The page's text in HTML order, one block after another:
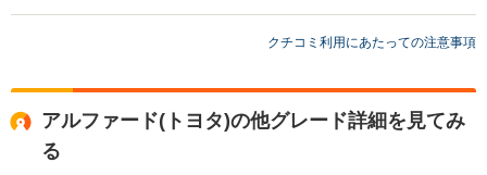
クチコミ利用にあたっての注意事項
アルファード(トヨタ)の他グレード詳細を見てみ
る